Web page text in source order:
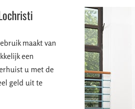
maakt van
een
u met de
geld uit te